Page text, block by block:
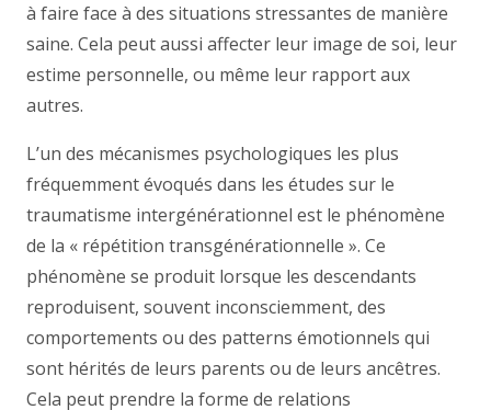
à faire face à des situations stressantes de manière
saine. Cela peut aussi affecter leur image de soi, leur
estime personnelle, ou même leur rapport aux
autres.
L’un des mécanismes psychologiques les plus
fréquemment évoqués dans les études sur le
traumatisme intergénérationnel est le phénomène
de la « répétition transgénérationnelle ». Ce
phénomène se produit lorsque les descendants
reproduisent, souvent inconsciemment, des
comportements ou des patterns émotionnels qui
sont hérités de leurs parents ou de leurs ancêtres.
Cela peut prendre la forme de relations